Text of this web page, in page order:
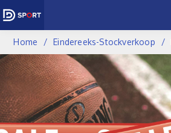
Home Eindereeks-Stockverkoop